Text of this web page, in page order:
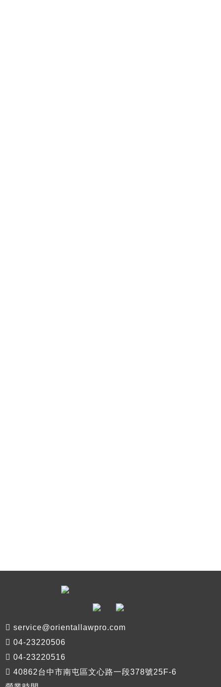
service@orientallawpro.com
04-23220506
04-23220516
40862台中市南屯區文心路一段378號25F-6